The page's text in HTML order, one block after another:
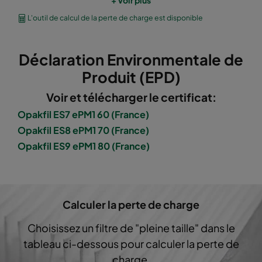
Opakfil ES 0160 ePM1 60% F7
Opakfil ES 0170 ePM1 70%
Opakfil ES 0170 ePM1 70%
Opakfil ES 0170 ePM1 70%
Opakfil ES 0180 ePM1 80% F9
Opakfil ES 0180 ePM1 80% F9
L'outil de calcul de la perte de charge est disponible
Déclaration Environmentale de
Produit (EPD)
Voir et télécharger le certificat:
Opakfil ES7 ePM1 60 (France)
Opakfil ES8 ePM1 70 (France)
Opakfil ES9 ePM1 80 (France)
Calculer la perte de charge
Choisissez un filtre de "pleine taille" dans le
tableau ci-dessous pour calculer la perte de